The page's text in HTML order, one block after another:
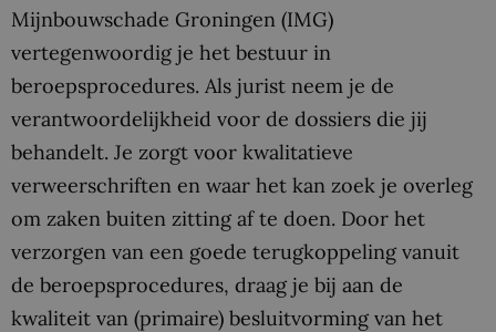
Mijnbouwschade Groningen (IMG)
vertegenwoordig je het bestuur in
beroepsprocedures. Als jurist neem je de
verantwoordelijkheid voor de dossiers die jij
behandelt. Je zorgt voor kwalitatieve
verweerschriften en waar het kan zoek je overleg
om zaken buiten zitting af te doen. Door het
verzorgen van een goede terugkoppeling vanuit
de beroepsprocedures, draag je bij aan de
kwaliteit van (primaire) besluitvorming van het